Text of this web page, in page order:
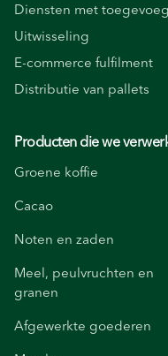
Diensten met
Uitwisseling
E-commerce fulfilment
Distributie van pallets
Producten die we
Groene koffie
Cacao
Noten en zaden
Meel, peulvruchten en
granen
Afgewerkte goederen